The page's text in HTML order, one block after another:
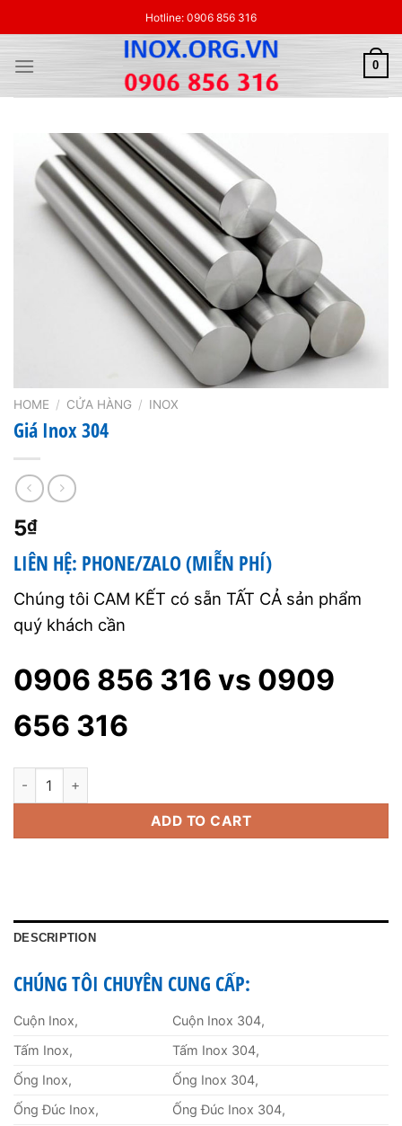
to
Hotline: 0906 856 316
0
HOME / CỬA HÀNG / INOX
Giá Inox 304
5₫
LIÊN HỆ: PHONE/ZALO (MIỄN PHÍ)
Chúng tôi CAM KẾT có sẵn TẤT CẢ sản phẩm
quý khách cần
0906 856 316 vs 0909
656 316
Giá Inox 304 quantity
ADD TO CART
DESCRIPTION
CHÚNG TÔI CHUYÊN CUNG CẤP:
Cuộn Inox,
Cuộn Inox 304,
Tấm Inox,
Tấm Inox 304,
Ống Inox,
Ống Inox 304,
Ống Đúc Inox,
Ống Đúc Inox 304,